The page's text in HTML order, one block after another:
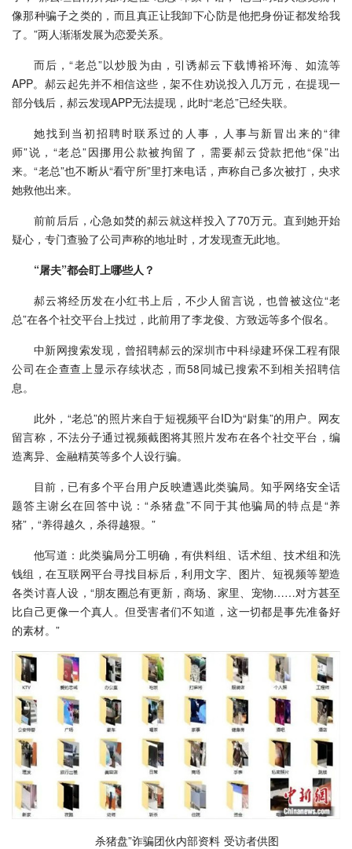
像那种骗子之类的，而且真正让我卸下心防是他把身份证都发给我
了。”两人渐渐发展为恋爱关系。
而后，“老总”以炒股为由，引诱郝云下载博裕环海、如流等
APP。郝云起先并不相信这些，架不住劝说投入几万元，在提现一
部分钱后，郝云发现APP无法提现，此时“老总”已经失联。
她找到当初招聘时联系过的人事，人事与新冒出来的“律
师”说，“老总”因挪用公款被拘留了，需要郝云贷款把他“保”出
来。“老总”也不断从“看守所”里打来电话，声称自己多次被打，央求
她救他出来。
前前后后，心急如焚的郝云就这样投入了70万元。直到她开始
疑心，专门查验了公司声称的地址时，才发现查无此地。
“屠夫”都会盯上哪些人？
郝云将经历发在小红书上后，不少人留言说，也曾被这位“老
总”在各个社交平台上找过，此前用了李龙俊、方致远等多个假名。
中新网搜索发现，曾招聘郝云的深圳市中科绿建环保工程有限
公司在企查查上显示存续状态，而58同城已搜索不到相关招聘信
息。
此外，“老总”的照片来自于短视频平台ID为“尉集”的用户。网友
留言称，不法分子通过视频截图将其照片发布在各个社交平台，编
造离异、金融精英等多个人设行骗。
目前，已有多个平台用户反映遭遇此类骗局。知乎网络安全话
题答主谢幺在回答中说：“杀猪盘”不同于其他骗局的特点是“养
猪”，“养得越久，杀得越狠。”
他写道：此类骗局分工明确，有供料组、话术组、技术组和洗
钱组，在互联网平台寻找目标后，利用文字、图片、短视频等塑造
各类讨喜人设，“朋友圈总有更新，商场、家里、宠物……对方甚至
比自己更像一个真人。但受害者们不知道，这一切都是事先准备好
的素材。”
杀猪盘”诈骗团伙内部资料 受访者供图